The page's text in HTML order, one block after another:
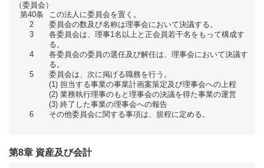
（委員会）
第40条
この法人に委員会を置く。
2
委員会の数及び名称は理事会において決議する。
3
各委員会は、理事1名以上と正会員若干名をもって構成す
る。
4
各委員会の委員の選任及び解任は、理事会において決議す
る。
5
委員会は、次に掲げる職務を行う。
担当する事業の事業計画案策定及び理事会への上程
業務執行理事のもと理事会の決議を得た事業の運営
終了した事業の理事会への報告
6
その他委員会に関する事項は、規程に定める。
第8章 資産及び会計